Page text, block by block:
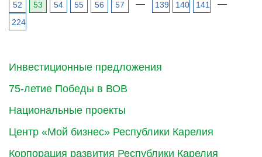
Инвестиционные предложения
75-летие Победы в ВОВ
Национальные проекты
Центр «Мой бизнес» Республики Карелия
Корпорация развития Республики Карелия
52
53 54 55 56 57 — 139 140 141 —
224